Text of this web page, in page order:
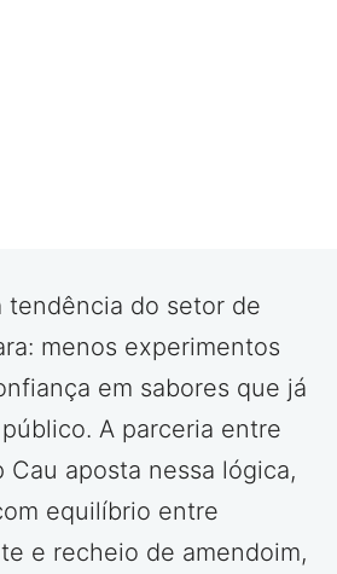
tendência do setor de
menos experimentos
em sabores que já
A parceria entre
Cau aposta nessa lógica,
equilíbrio entre
e recheio de amendoim,